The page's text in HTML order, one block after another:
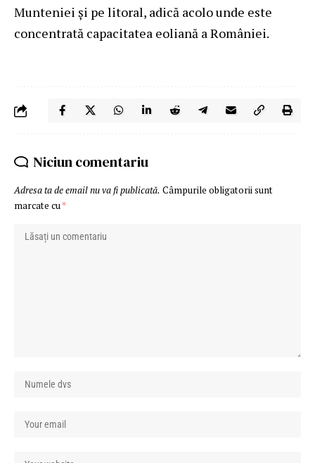
Munteniei şi pe litoral, adică acolo unde este
concentrată capacitatea eoliană a României.
Niciun comentariu
Adresa ta de email nu va fi publicată. Câmpurile obligatorii sunt
marcate cu *